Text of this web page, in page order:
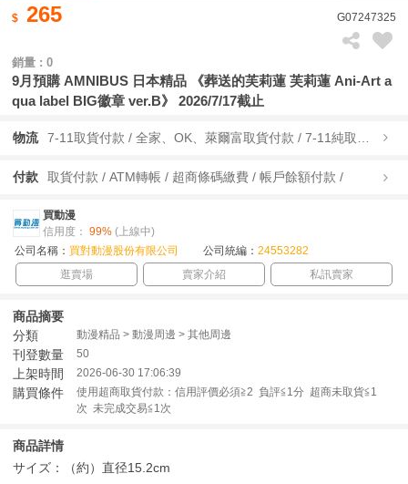
265 G07247325
銷量 : 0
9月預購 AMNIBUS 日本精品 《葬送的芙莉蓮 芙莉蓮 Ani-Art a
qua label BIG徽章 ver.B》 2026/7/17截止
物流
付款 取貨付款 / ATM轉帳 / 超商條碼繳費 / 帳戶餘額付款 /
買動漫
信用度： 99% (上線中)
公司名稱： 買對動漫股份有限公司 公司統編： 24553282
逛賣場
賣家介紹 私訊賣家
商品摘要
分類
動漫精品 > 動漫周邊 > 其他周邊
刊登數量 50
上架時間 2026-06-30 17:06:39
購買條件
使用超商取貨付款：信用評價必須≧2 負評≦1分 超商未取貨≦1
次 未完成交易≦1次
商品詳情
サイズ：（約）直径15.2cm